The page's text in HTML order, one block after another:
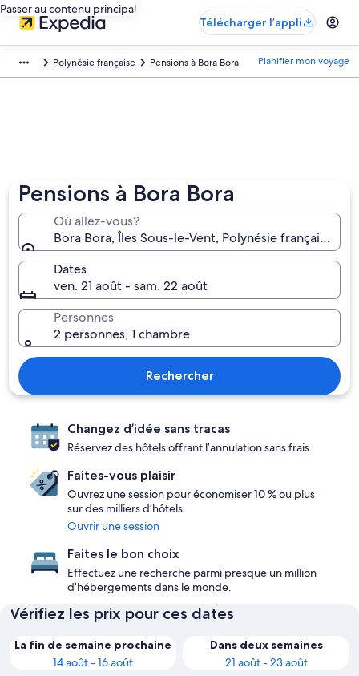
Passer au contenu principal
Télécharger l’appli
Polynésie française Pensions à Bora Bora Planifier mon voyage
Pensions à Bora Bora
Où allez-vous?
Bora Bora, Îles Sous-le-Vent, Polynésie française
Dates
ven. 21 août - sam. 22 août
Personnes
2 personnes, 1 chambre
Rechercher
Changez d’idée sans tracas
Réservez des hôtels offrant l’annulation sans frais.
Faites-vous plaisir
Ouvrez une session pour économiser 10 % ou plus
sur des milliers d’hôtels.
Ouvrir une session
Faites le bon choix
Effectuez une recherche parmi presque un million
d’hébergements dans le monde.
Vérifiez les prix pour ces dates
La fin de semaine prochaine
14 août - 16 août
Dans deux semaines
21 août - 23 août